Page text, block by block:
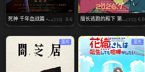
死神 千年血战篇 -...(2/13) 8.6 擅长逃跑的殿下 第...(3/12) 6.0
蓝光 蓝光